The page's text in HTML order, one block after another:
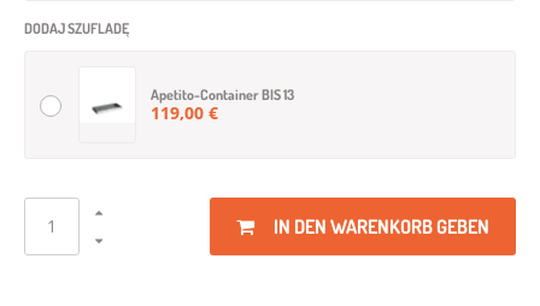
Matratze 8cm / 90cm / 200cm Schaumstoff
DODAJ SZUFLADĘ
Apetito-Container BIS 13
119,00 €
IN DEN WARENKORB GEBEN